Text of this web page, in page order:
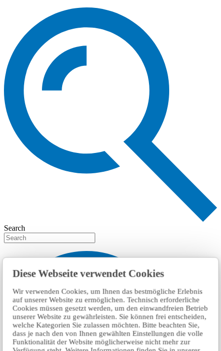
Diese Webseite verwendet Cookies
Wir verwenden Cookies, um Ihnen das bestmögliche Erlebnis
auf unserer Website zu ermöglichen. Technisch erforderliche
Cookies müssen gesetzt werden, um den einwandfreien Betrieb
unserer Website zu gewährleisten. Sie können frei entscheiden,
welche Kategorien Sie zulassen möchten. Bitte beachten Sie,
dass je nach den von Ihnen gewählten Einstellungen die volle
Funktionalität der Website möglicherweise nicht mehr zur
Search